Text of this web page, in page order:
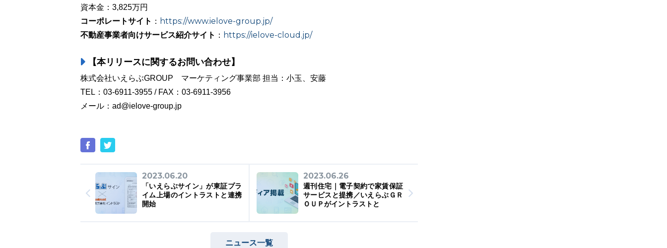
資本金：3,825万円
コーポレートサイト ： https://www.ielove-group.jp/
不動産事業者向けサービス紹介サイト ： https://ielove-cloud.jp/
【本リリースに関するお問い合わせ】
株式会社いえらぶGROUP マーケティング事業部 担当：小玉、安藤
TEL：03-6911-3955 / FAX：03-6911-3956
メール：ad@ielove-group.jp
2023.06.20
「いえらぶサイン」が東証プラ
イム上場のイントラストと連携
開始
2023.06.26
週刊住宅｜電子契約で家賃保証
サービスと提携／いえらぶＧＲ
ＯＵＰがイントラストと
ニュース一覧